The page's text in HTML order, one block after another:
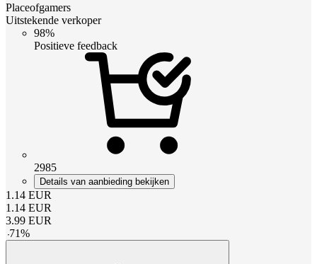
Placeofgamers
Uitstekende verkoper
98%
Positieve feedback
2985
Details van aanbieding bekijken
1.14 EUR
1.14 EUR
3.99 EUR
-71%